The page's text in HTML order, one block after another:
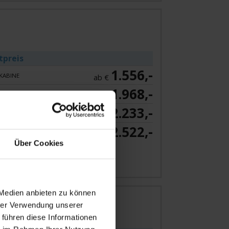
Über Cookies
anbieten zu können
Verwendung unserer
diese Informationen
ab € 1.556,-
1.968,-
ab € 2.233,-
2.522,-
Angebot